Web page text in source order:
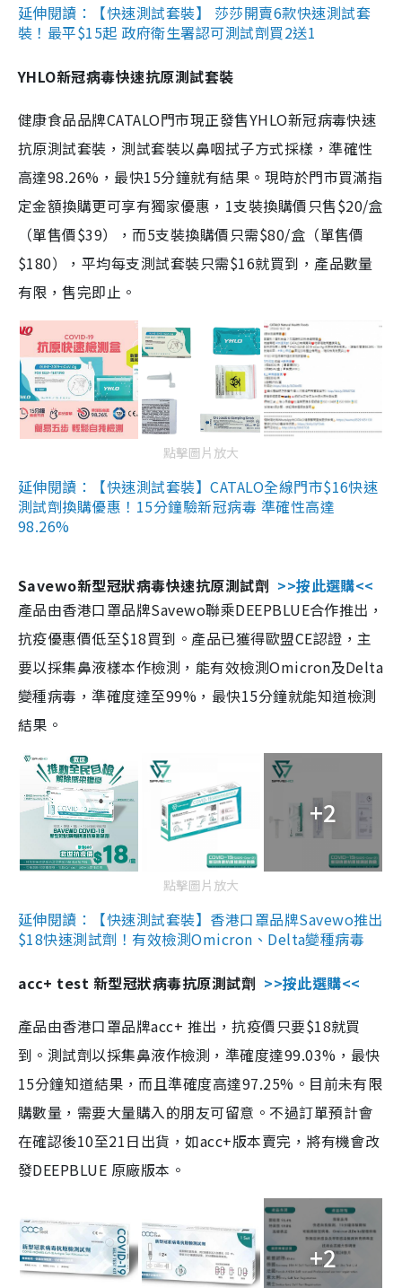
延伸閱讀：【快速測試套裝】 莎莎開賣6款快速測試套
裝！最平$15起 政府衛生署認可測試劑買2送1
YHLO新冠病毒快速抗原測試套裝
健康食品品牌CATALO門市現正發售YHLO新冠病毒快速
抗原測試套裝，測試套裝以鼻咽拭子方式採樣，準確性
高達98.26%，最快15分鐘就有結果。現時於門市買滿指
定金額換購更可享有獨家優惠，1支裝換購價只售$20/盒
（單售價$39），而5支裝換購價只需$80/盒（單售價
$180），平均每支測試套裝只需$16就買到，產品數量
有限，售完即止。
點擊圖片放大
延伸閱讀：【快速測試套裝】CATALO全線門市$16快速
測試劑換購優惠！15分鐘驗新冠病毒 準確性高達
98.26%
Savewo新型冠狀病毒快速抗原測試劑 >>按此選購<<
產品由香港口罩品牌Savewo聯乘DEEPBLUE合作推出，
抗疫優惠價低至$18買到。產品已獲得歐盟CE認證，主
要以採集鼻液樣本作檢測，能有效檢測Omicron及Delta
變種病毒，準確度達至99%，最快15分鐘就能知道檢測
結果。
+2
點擊圖片放大
延伸閱讀：【快速測試套裝】香港口罩品牌Savewo推出
$18快速測試劑！有效檢測Omicron、Delta變種病毒
acc+ test 新型冠狀病毒抗原測試劑 >>按此選購<<
產品由香港口罩品牌acc+ 推出，抗疫價只要$18就買
到。測試劑以採集鼻液作檢測，準確度達99.03%，最快
15分鐘知道結果，而且準確度高達97.25%。目前未有限
購數量，需要大量購入的朋友可留意。不過訂單預計會
在確認後10至21日出貨，如acc+版本賣完，將有機會改
發DEEPBLUE 原廠版本。
+2